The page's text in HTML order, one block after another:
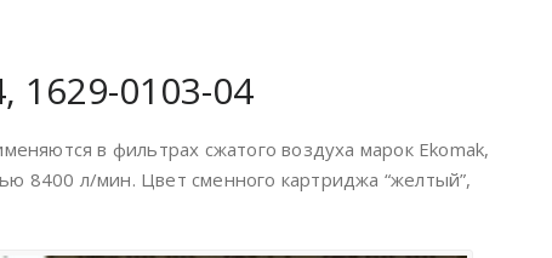
1629-0103-04
в фильтрах сжатого воздуха марок Ekomak,
8400 л/мин. Цвет сменного картриджа “желтый”,